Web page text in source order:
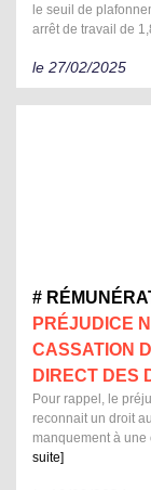
le seuil de
arrêt de travail de
le 27/02/2025
#
PRÉJUDICE
CASSATION
DIRECT DES
Pour rappel, le
reconnait un droit
manquement à
suite]